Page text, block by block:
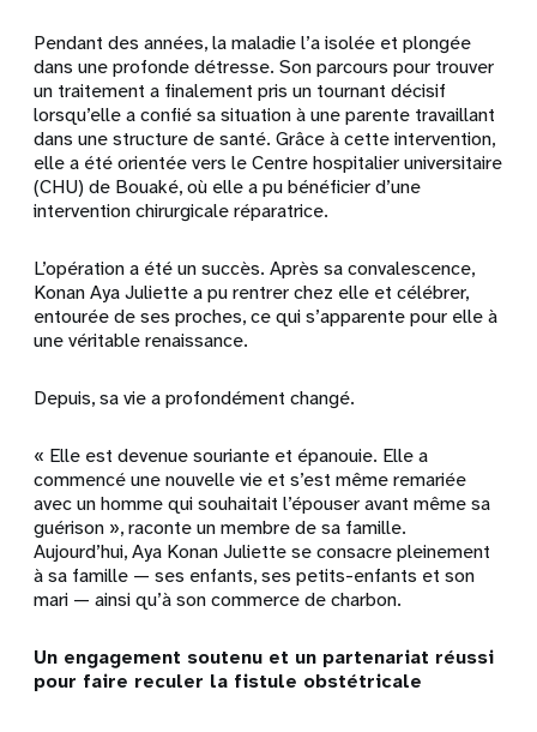
Pendant des années, la maladie l’a isolée et plongée
dans une profonde détresse. Son parcours pour trouver
un traitement a finalement pris un tournant décisif
lorsqu’elle a confié sa situation à une parente travaillant
dans une structure de santé. Grâce à cette intervention,
elle a été orientée vers le Centre hospitalier universitaire
(CHU) de Bouaké, où elle a pu bénéficier d’une
intervention chirurgicale réparatrice.
L’opération a été un succès. Après sa convalescence,
Konan Aya Juliette a pu rentrer chez elle et célébrer,
entourée de ses proches, ce qui s’apparente pour elle à
une véritable renaissance.
Depuis, sa vie a profondément changé.
« Elle est devenue souriante et épanouie. Elle a
commencé une nouvelle vie et s’est même remariée
avec un homme qui souhaitait l’épouser avant même sa
guérison », raconte un membre de sa famille.
Aujourd’hui, Aya Konan Juliette se consacre pleinement
à sa famille — ses enfants, ses petits-enfants et son
mari — ainsi qu’à son commerce de charbon.
Un engagement soutenu et un partenariat réussi
pour faire reculer la fistule obstétricale